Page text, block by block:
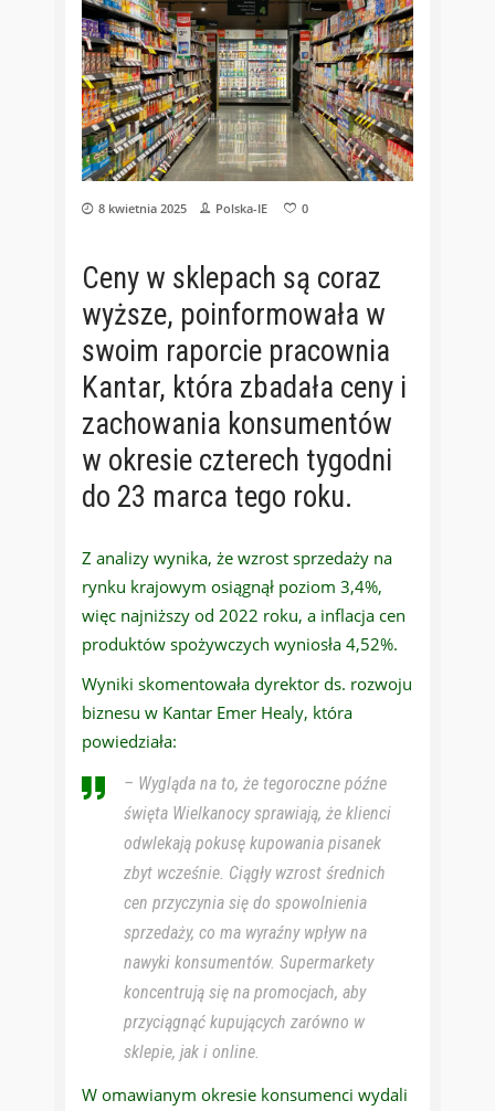
8 kwietnia 2025 Polska-IE 0
Ceny w sklepach są coraz
wyższe, poinformowała w
swoim raporcie pracownia
Kantar, która zbadała ceny i
zachowania konsumentów
w okresie czterech tygodni
do 23 marca tego roku.
Z analizy wynika, że wzrost sprzedaży na
rynku krajowym osiągnął poziom 3,4%,
więc najniższy od 2022 roku, a inflacja cen
produktów spożywczych wyniosła 4,52%.
Wyniki skomentowała dyrektor ds. rozwoju
biznesu w Kantar Emer Healy, która
powiedziała:
– Wygląda na to, że tegoroczne późne
święta Wielkanocy sprawiają, że klienci
odwlekają pokusę kupowania pisanek
zbyt wcześnie. Ciągły wzrost średnich
cen przyczynia się do spowolnienia
sprzedaży, co ma wyraźny wpływ na
nawyki konsumentów. Supermarkety
koncentrują się na promocjach, aby
przyciągnąć kupujących zarówno w
sklepie, jak i online.
W omawianym okresie konsumenci wydali